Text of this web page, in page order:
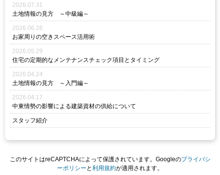
2026.07.31
土地情報の見方 ～中級編～
2026.06.26
お家周りの空きスペース活用術
2026.05.29
住宅の定期的なメンテナンスチェック項目とタイミング
2026.04.24
土地情報の見方 ～入門編～
2026.04.17
中東情勢の影響による建築資材の供給について
スタッフ紹介
このサイトはreCAPTCHAによって保護されています。Googleのプライバシ
ーポリシー と利用規約が適用されます。